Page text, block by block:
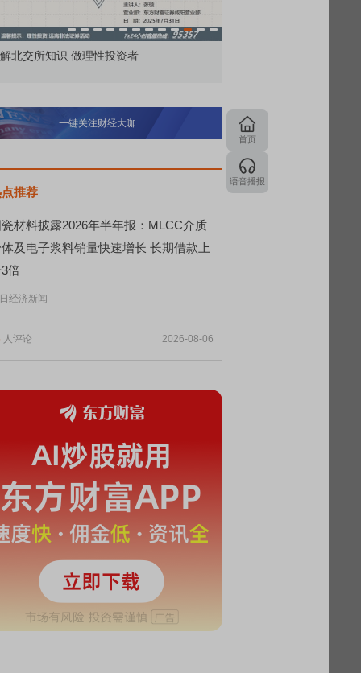
理性投资者
一键关注财经大咖
推荐
材料披露2026年半年报：MLCC介质
及电子浆料销量快速增长 长期借款上
倍
经济新闻
人评论 2026-08-06
首页
语音播报